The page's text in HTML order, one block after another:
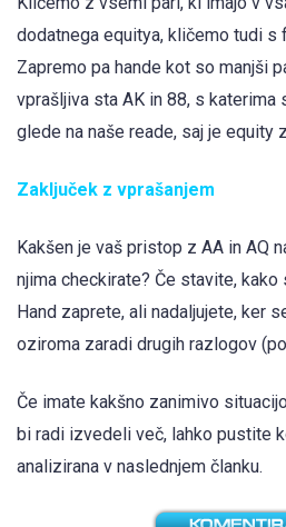
dodatnega equitya, kličemo tudi s
Zapremo pa hande kot so manjši
vprašljiva sta AK in 88, s
glede na naše reade, saj je equity
Zaključek z vprašanjem
Kakšen je vaš pristop z AA in AQ
njima checkirate? Če stavite,
Hand zaprete, ali nadaljujete, ker
oziroma zaradi drugih razlogov
Če imate kakšno zanimivo
bi radi izvedeli več, lahko pustite
analizirana v naslednjem članku.